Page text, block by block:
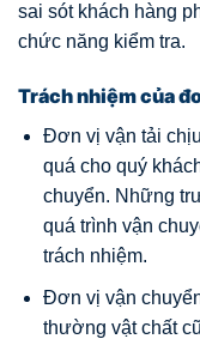
sai sót khách hàng
chức năng kiểm tra.
Trách nhiệm của
Đơn vị vận tải
quá cho quý
chuyển. Những
quá trình vận
trách nhiệm.
Đơn vị vận
thường vật chất